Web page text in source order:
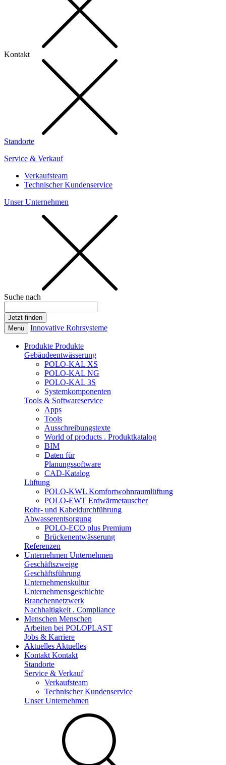
Kontakt
Standorte
Service & Verkauf
Verkaufsteam
Technischer Kundenservice
Unser Unternehmen
Suche nach
Menü Innovative Rohrsysteme
Produkte Produkte
Gebäudeentwässerung
POLO-KAL XS
POLO-KAL NG
POLO-KAL 3S
Systemkomponenten
Tools & Softwareservice
Apps
Tools
Ausschreibungstexte
World of products . Produktkatalog
BIM
Daten für
Planungssoftware
CAD-Katalog
Lüftung
POLO-KWL Komfortwohnraumlüftung
POLO-EWT Erdwärmetauscher
Rohr- und Kabeldurchführung
Abwasserentsorgung
POLO-ECO plus Premium
Brückenentwässerung
Referenzen
Unternehmen Unternehmen
Geschäftszweige
Geschäftsführung
Unternehmenskultur
Unternehmensgeschichte
Branchennetzwerk
Nachhaltigkeit . Compliance
Menschen Menschen
Arbeiten bei POLOPLAST
Jobs & Karriere
Aktuelles Aktuelles
Kontakt Kontakt
Standorte
Service & Verkauf
Verkaufsteam
Technischer Kundenservice
Unser Unternehmen